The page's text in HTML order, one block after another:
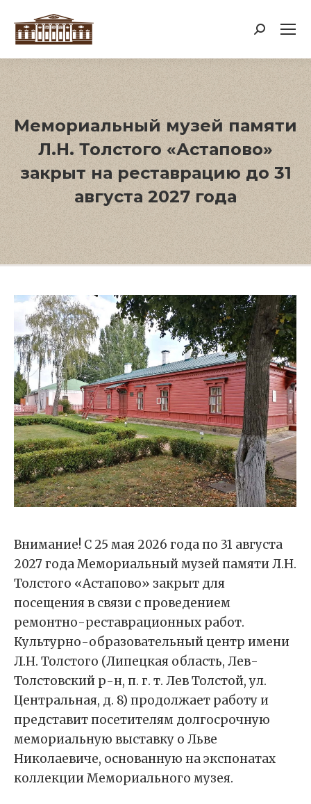
Поиск:
Мемориальный музей памяти
Л.Н. Толстого «Астапово»
закрыт на реставрацию до 31
августа 2027 года
Внимание! С 25 мая 2026 года по 31 августа
2027 года Мемориальный музей памяти Л.Н.
Толстого «Астапово» закрыт для
посещения в связи с проведением
ремонтно-реставрационных работ.
Культурно-образовательный центр имени
Л.Н. Толстого (Липецкая область, Лев-
Толстовский р-н, п. г. т. Лев Толстой, ул.
Центральная, д. 8) продолжает работу и
представит посетителям долгосрочную
мемориальную выставку о Льве
Николаевиче, основанную на экспонатах
коллекции Мемориального музея.